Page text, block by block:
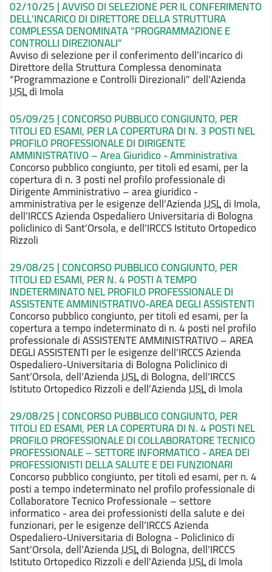
02/10/25 | AVVISO DI SELEZIONE PER IL CONFERIMENTO
DELL’INCARICO DI DIRETTORE DELLA STRUTTURA
COMPLESSA DENOMINATA “PROGRAMMAZIONE E
CONTROLLI DIREZIONALI”
Avvisodi selezione per il conferimento dell’incarico di
Direttore della Struttura Complessadenominata
“Programmazione e Controlli Direzionali” dell’Azienda
USLdi Imola
05/09/25 | CONCORSO PUBBLICO CONGIUNTO, PER
TITOLI ED ESAMI, PER LA COPERTURA DI N. 3 POSTI NEL
PROFILO PROFESSIONALE DI DIRIGENTE
AMMINISTRATIVO – Area Giuridico - Amministrativa
Concorso pubblico congiunto, per titoli ed esami, per la
copertura di n. 3 posti nel profilo professionale di
Dirigente Amministrativo – area giuridico -
amministrativa per le esigenze dell’AziendaUSLdi Imola,
dell’IRCCS Azienda Ospedaliero Universitaria di Bologna
policlinico di Sant’Orsola, e dell’IRCCS Istituto Ortopedico
Rizzoli
29/08/25 | CONCORSO PUBBLICO CONGIUNTO, PER
TITOLI ED ESAMI, PER N. 4 POSTI A TEMPO
INDETERMINATO NEL PROFILO PROFESSIONALE DI
ASSISTENTE AMMINISTRATIVO-AREA DEGLI ASSISTENTI
Concorso pubblico congiunto, per titoli ed esami, per la
copertura a tempo indeterminato di n. 4 posti nel profilo
professionale di ASSISTENTE AMMINISTRATIVO – AREA
DEGLI ASSISTENTI per le esigenze dell’IRCCS Azienda
Ospedaliero-Universitaria di Bologna Policlinico di
Sant’Orsola, dell’AziendaUSLdi Bologna, dell’IRCCS
Istituto Ortopedico Rizzoli e dell’AziendaUSLdi Imola
29/08/25 | CONCORSO PUBBLICO CONGIUNTO, PER
TITOLI ED ESAMI, PER LA COPERTURA DI N. 4 POSTI NEL
PROFILO PROFESSIONALE DI COLLABORATORE TECNICO
PROFESSIONALE – SETTORE INFORMATICO - AREA DEI
PROFESSIONISTI DELLA SALUTE E DEI FUNZIONARI
Concorso pubblico congiunto, per titoli ed esami, per n. 4
posti a tempo indeterminato nel profilo professionale di
Collaboratore Tecnico Professionale – settore
informatico - area dei professionisti della salute e dei
funzionari, per le esigenze dell’IRCCS Azienda
Ospedaliero-Universitaria di Bologna - Policlinico di
Sant’Orsola, dell’AziendaUSLdi Bologna, dell’IRCCS
Istituto Ortopedico Rizzoli e dell’AziendaUSLdi Imola